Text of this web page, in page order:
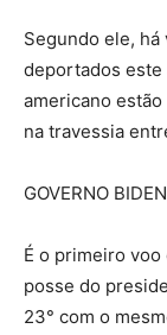
Segundo ele,
deportados este
americano
na travessia
GOVERNO BIDEN
É o primeiro
posse do
23° com o